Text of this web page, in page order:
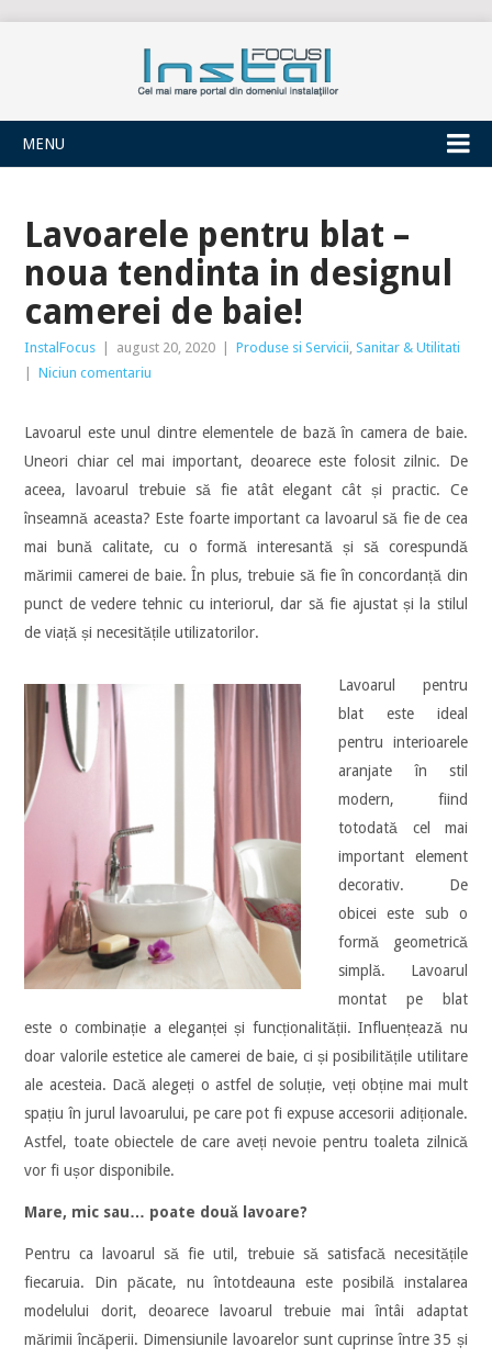
INSTALFOCUS
MENU
Lavoarele pentru blat –
noua tendinta in designul
camerei de baie!
InstalFocus august 20, 2020 Produse si Servicii,Sanitar & Utilitati
Niciun comentariu
Lavoarul este unul dintre elementele de bază în camera de baie.
Uneori chiar cel mai important, deoarece este folosit zilnic. De
aceea, lavoarul trebuie să fie atât elegant cât și practic. Ce
înseamnă aceasta? Este foarte important ca lavoarul să fie de cea
mai bună calitate, cu o formă interesantă și să corespundă
mărimii camerei de baie. În plus, trebuie să fie în concordanță din
punct de vedere tehnic cu interiorul, dar să fie ajustat și la stilul
de viață și necesitățile utilizatorilor.
Lavoarul pentru
blat este ideal
pentru interioarele
aranjate în stil
modern, fiind
totodată cel mai
important element
decorativ. De
obicei este sub o
formă geometrică
simplă. Lavoarul
montat pe blat
este o combinație a eleganței și funcționalității. Influențează nu
doar valorile estetice ale camerei de baie, ci și posibilitățile utilitare
ale acesteia. Dacă alegeți o astfel de soluție, veți obține mai mult
spațiu în jurul lavoarului, pe care pot fi expuse accesorii adiționale.
Astfel, toate obiectele de care aveți nevoie pentru toaleta zilnică
vor fi ușor disponibile.
Mare, mic sau… poate două lavoare?
Pentru ca lavoarul să fie util, trebuie să satisfacă necesitățile
fiecaruia. Din păcate, nu întotdeauna este posibilă instalarea
modelului dorit, deoarece lavoarul trebuie mai întâi adaptat
mărimii încăperii. Dimensiunile lavoarelor sunt cuprinse între 35 și